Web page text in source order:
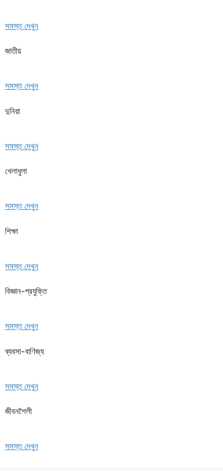
সমস্ত দেখুন
জাতীয়
সমস্ত দেখুন
দুনিয়া
সমস্ত দেখুন
খেলাধুলা
সমস্ত দেখুন
শিক্ষা
সমস্ত দেখুন
বিজ্ঞান-প্রযুক্তি
সমস্ত দেখুন
ব্যবসা-বাণিজ্য
সমস্ত দেখুন
জীবনশৈলী
সমস্ত দেখুন